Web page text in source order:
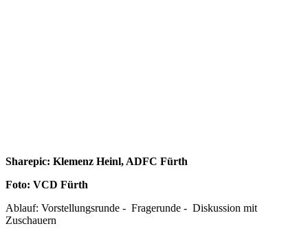
Sharepic: Klemenz Heinl, ADFC Fürth
Foto: VCD Fürth
Ablauf: Vorstellungsrunde - Fragerunde - Diskussion mit
Zuschauern